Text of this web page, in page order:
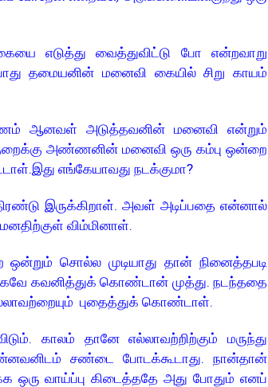
எடுத்து வைத்துவிட்டு போ என்றவாறு
தமையனின் மனைவி கையில் சிறு காயம்
ஆனவள் அடுத்தவனின் மனைவி என்றும்
அண்ணனின் மனைவி ஒரு கம்பு ஒன்றை
எங்கேயாவது நடக்குமா?
இருக்கிறாள். அவள் அடிப்பதை என்னால்
விம்மினாள்.
சொல்ல முடியாது தான் நினைத்தபடி
கவனித்துக் கொண்டான் முத்து. நடந்ததை
புதைத்துக் கொண்டாள்.
காலம் தானே எல்லாவற்றிற்கும் மருந்து
சண்டை போடக்கூடாது. நான்தான்
ஒரு வாய்ப்பு கிடைத்ததே அது போதும் எனப்